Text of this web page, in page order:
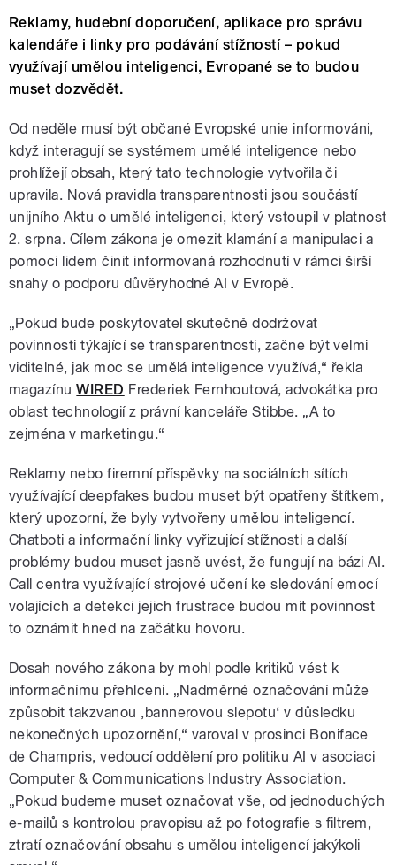
Reklamy, hudební doporučení, aplikace pro správu
kalendáře i linky pro podávání stížností – pokud
využívají umělou inteligenci, Evropané se to budou
muset dozvědět.
Od neděle musí být občané Evropské unie informováni,
když interagují se systémem umělé inteligence nebo
prohlížejí obsah, který tato technologie vytvořila či
upravila. Nová pravidla transparentnosti jsou součástí
unijního Aktu o umělé inteligenci, který vstoupil v platnost
2. srpna. Cílem zákona je omezit klamání a manipulaci a
pomoci lidem činit informovaná rozhodnutí v rámci širší
snahy o podporu důvěryhodné AI v Evropě.
„Pokud bude poskytovatel skutečně dodržovat
povinnosti týkající se transparentnosti, začne být velmi
viditelné, jak moc se umělá inteligence využívá,“ řekla
magazínuWIRED Frederiek Fernhoutová, advokátka pro
oblast technologií z právní kanceláře Stibbe. „A to
zejména v marketingu.“
Reklamy nebo firemní příspěvky na sociálních sítích
využívající deepfakes budou muset být opatřeny štítkem,
který upozorní, že byly vytvořeny umělou inteligencí.
Chatboti a informační linky vyřizující stížnosti a další
problémy budou muset jasně uvést, že fungují na bázi AI.
Call centra využívající strojové učení ke sledování emocí
volajících a detekci jejich frustrace budou mít povinnost
to oznámit hned na začátku hovoru.
Dosah nového zákona by mohl podle kritiků vést k
informačnímu přehlcení. „Nadměrné označování může
způsobit takzvanou ‚bannerovou slepotu‘ v důsledku
nekonečných upozornění,“ varoval v prosinci Boniface
de Champris, vedoucí oddělení pro politiku AI v asociaci
Computer & Communications Industry Association.
„Pokud budeme muset označovat vše, od jednoduchých
e-mailů s kontrolou pravopisu až po fotografie s filtrem,
ztratí označování obsahu s umělou inteligencí jakýkoli